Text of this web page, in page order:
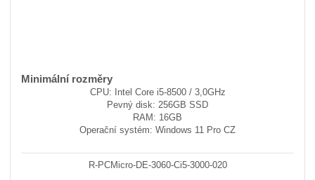
Minimální rozměry
CPU: Intel Core i5-8500 / 3,0GHz
Pevný disk: 256GB SSD
RAM: 16GB
Operační systém: Windows 11 Pro CZ
R-PCMicro-DE-3060-Ci5-3000-020